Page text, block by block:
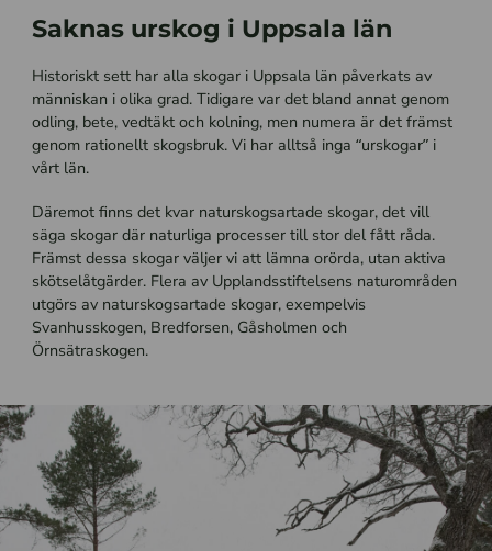
Saknas urskog i Uppsala län
Historiskt sett har alla skogar i Uppsala län påverkats av
människan i olika grad. Tidigare var det bland annat genom
odling, bete, vedtäkt och kolning, men numera är det främst
genom rationellt skogsbruk. Vi har alltså inga “urskogar” i
vårt län.
Däremot finns det kvar naturskogsartade skogar, det vill
säga skogar där naturliga processer till stor del fått råda.
Främst dessa skogar väljer vi att lämna orörda, utan aktiva
skötselåtgärder. Flera av Upplandsstiftelsens naturområden
utgörs av naturskogsartade skogar, exempelvis
Svanhusskogen, Bredforsen, Gåsholmen och
Örnsätraskogen.